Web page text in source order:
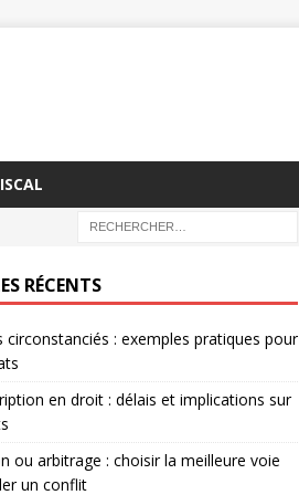
RÉCENTS
circonstanciés : exemples pratiques pour
en droit : délais et implications sur
ou arbitrage : choisir la meilleure voie
un conflit